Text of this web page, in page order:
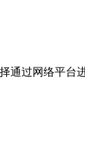
过网络平